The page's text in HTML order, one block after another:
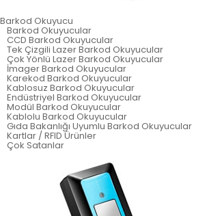
Barkod Okuyucu
Barkod Okuyucular
CCD Barkod Okuyucular
Tek Çizgili Lazer Barkod Okuyucular
Çok Yönlü Lazer Barkod Okuyucular
İmager Barkod Okuyucular
Karekod Barkod Okuyucular
Kablosuz Barkod Okuyucular
Endüstriyel Barkod Okuyucular
Modül Barkod Okuyucular
Kablolu Barkod Okuyucular
Gıda Bakanlığı Uyumlu Barkod Okuyucular
Kartlar / RFID Ürünler
Çok Satanlar